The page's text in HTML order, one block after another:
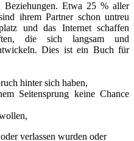
Etwa 25 % aller
ihrem Partner schon untreu
und das Internet schaffen
die sich langsam und
Dies ist ein Buch für
hinter sich haben,
Seitensprung keine Chance
verlassen wurden oder